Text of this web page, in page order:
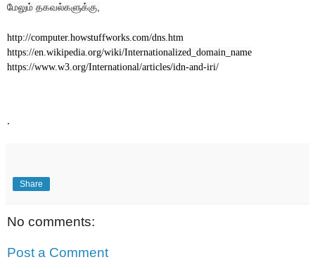
மேலும் தகவல்களுக்கு
http://computer.howstuffworks.com/dns.htm
https://en.wikipedia.org/wiki/Internationalized_domain_name
https://www.w3.org/International/articles/idn-and-iri/
.
Share
No comments:
Post a Comment